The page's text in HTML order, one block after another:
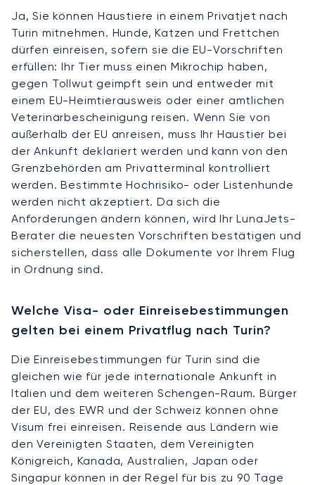
Ja, Sie können Haustiere in einem Privatjet nach
Turin mitnehmen. Hunde, Katzen und Frettchen
dürfen einreisen, sofern sie die EU-Vorschriften
erfüllen: Ihr Tier muss einen Mikrochip haben,
gegen Tollwut geimpft sein und entweder mit
einem EU-Heimtierausweis oder einer amtlichen
Veterinärbescheinigung reisen. Wenn Sie von
außerhalb der EU anreisen, muss Ihr Haustier bei
der Ankunft deklariert werden und kann von den
Grenzbehörden am Privatterminal kontrolliert
werden. Bestimmte Hochrisiko- oder Listenhunde
werden nicht akzeptiert. Da sich die
Anforderungen ändern können, wird Ihr LunaJets-
Berater die neuesten Vorschriften bestätigen und
sicherstellen, dass alle Dokumente vor Ihrem Flug
in Ordnung sind.
Welche Visa- oder Einreisebestimmungen
gelten bei einem Privatflug nach Turin?
Die Einreisebestimmungen für Turin sind die
gleichen wie für jede internationale Ankunft in
Italien und dem weiteren Schengen-Raum. Bürger
der EU, des EWR und der Schweiz können ohne
Visum frei einreisen. Reisende aus Ländern wie
den Vereinigten Staaten, dem Vereinigten
Königreich, Kanada, Australien, Japan oder
Singapur können in der Regel für bis zu 90 Tage